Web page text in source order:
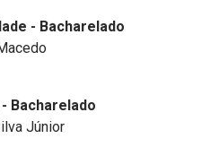
- Bacharelado
Bacharelado
Júnior